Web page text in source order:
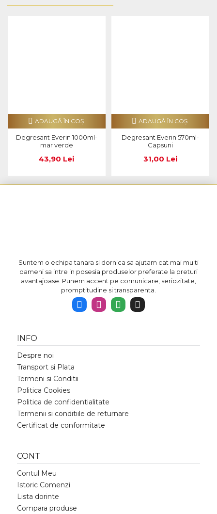
Degresant Everin 1000ml-
mar verde
43,90 Lei
ADAUGĂ ÎN COŞ
Degresant Everin 570ml-
Capsuni
31,00 Lei
ADAUGĂ ÎN COŞ
Suntem o echipa tanara si dornica sa ajutam cat mai multi
oameni sa intre in posesia produselor preferate la preturi
avantajoase. Punem accent pe comunicare, seriozitate,
promptitudine si transparenta.
INFO
Despre noi
Transport si Plata
Termeni si Conditii
Politica Cookies
Politica de confidentialitate
Termenii si conditiile de returnare
Certificat de conformitate
CONT
Contul Meu
Istoric Comenzi
Lista dorinte
Compara produse